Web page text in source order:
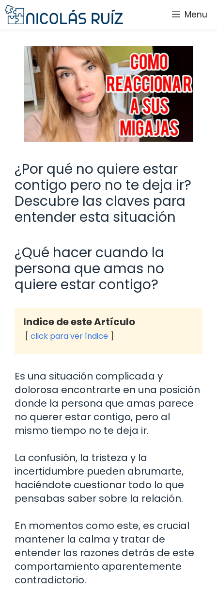
Saltar
al
Menu
¿Por qué no quiere estar
contigo pero no te deja ir?
Descubre las claves para
entender esta situación
¿Qué hacer cuando la
persona que amas no
quiere estar contigo?
Indice de este Artículo
click para ver índice
Es una situación complicada y
dolorosa encontrarte en una posición
donde la persona que amas parece
no querer estar contigo, pero al
mismo tiempo no te deja ir.
La confusión, la tristeza y la
incertidumbre pueden abrumarte,
haciéndote cuestionar todo lo que
pensabas saber sobre la relación.
En momentos como este, es crucial
mantener la calma y tratar de
entender las razones detrás de este
comportamiento aparentemente
contradictorio.